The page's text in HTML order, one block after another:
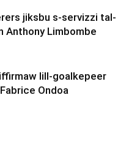
jiksbu s-servizzi tal-
Anthony Limbombe
lill-goalkepeer
Ondoa